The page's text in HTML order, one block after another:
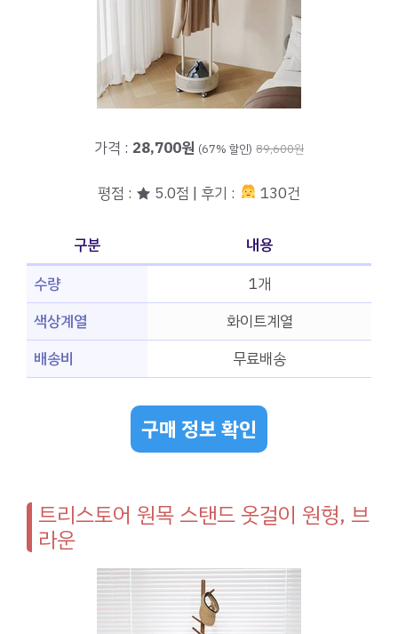
가격 : 28,700원 (67% 할인) 89,600원
평점 : ★ 5.0점 | 후기 : 130건
구분
내용
수량
1개
색상계열
화이트계열
배송비
무료배송
구매 정보 확인
트리스토어 원목 스탠드 옷걸이 원형, 브
라운